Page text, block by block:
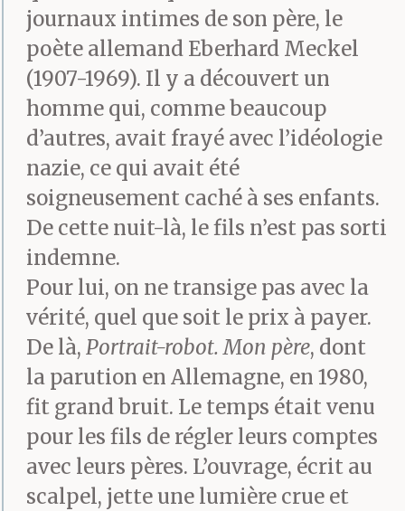
fut sacrifié.
Portrait-robot. Ma mère
Au début de la guerre, il
était tout à fait
charmant que l’enfant
écrive quotidiennement
des lettres à sa mère :
M’aimes-tu ? Je t’aime
aussi. Je t’aime. Toi
aussi tu m’aimes ?
Le père était en
Pologne, l’enfant était
journaux intimes de son père, le
poète allemand Eberhard Meckel
(1907-1969). Il y a découvert un
homme qui, comme beaucoup
d’autres, avait frayé avec l’idéologie
nazie, ce qui avait été
soigneusement caché à ses enfants.
De cette nuit-là, le fils n’est pas sorti
indemne.
Pour lui, on ne transige pas avec la
vérité, quel que soit le prix à payer.
De là, Portrait-robot. Mon père, dont
la parution en Allemagne, en 1980,
fit grand bruit. Le temps était venu
pour les fils de régler leurs comptes
avec leurs pères. L’ouvrage, écrit au
scalpel, jette une lumière crue et